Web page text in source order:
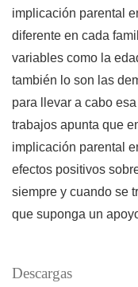
implicación parental
diferente en cada
variables como la
también lo son las
para llevar a cabo
trabajos apunta que
implicación parental
efectos positivos
siempre y cuando se
que suponga un
Descargas